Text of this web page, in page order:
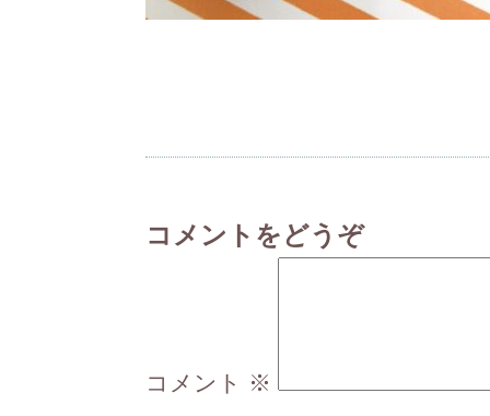
コメントをどうぞ
コメント
※